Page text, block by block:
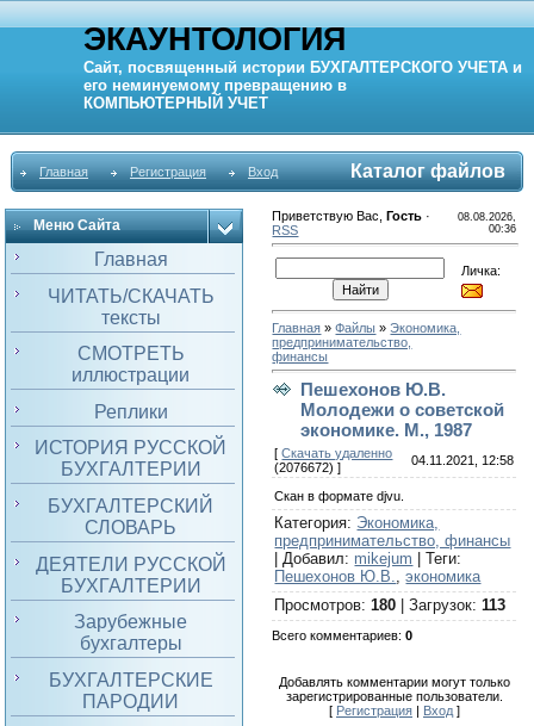
ЭКАУНТОЛОГИЯ
Сайт, посвященный истории БУХГАЛТЕРСКОГО УЧЕТА и
его неминуемому превращению в
КОМПЬЮТЕРНЫЙ УЧЕТ
Главная Регистрация Вход Каталог файлов
Меню Сайта
Главная
ЧИТАТЬ/СКАЧАТЬ
тексты
СМОТРЕТЬ
иллюстрации
Реплики
ИСТОРИЯ РУССКОЙ
БУХГАЛТЕРИИ
БУХГАЛТЕРСКИЙ
СЛОВАРЬ
ДЕЯТЕЛИ РУССКОЙ
БУХГАЛТЕРИИ
Зарубежные
бухгалтеры
БУХГАЛТЕРСКИЕ
ПАРОДИИ
Приветствую Вас ,Гость ·
RSS
08.08.2026,
00:36
Личка:
Главная »Файлы »Экономика,
предпринимательство,
финансы
Пешехонов Ю.В.
Молодежи о советской
экономике. М., 1987
[Скачать удаленно
(2076672) ]
04.11.2021, 12:58
Скан в формате djvu.
Категория: Экономика,
предпринимательство, финансы
|Добавил: mikejum |Теги:
Пешехонов Ю.В.,экономика
Просмотров:180 |Загрузок:113
Всего комментариев:0
Добавлять комментарии могут только
зарегистрированные пользователи.
[ Регистрация| Вход]